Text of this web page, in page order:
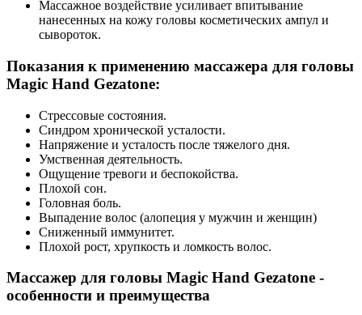
Массажное воздействие усиливает впитывание
нанесенных на кожу головы косметических ампул и
сывороток.
Показания к применению массажера для головы
Magic Hand Gezatone:
Стрессовые состояния.
Синдром хронической усталости.
Напряжение и усталость после тяжелого дня.
Умственная деятельность.
Ощущение тревоги и беспокойства.
Плохой сон.
Головная боль.
Выпадение волос (алопеция у мужчин и женщин)
Сниженный иммунитет.
Плохой рост, хрупкость и ломкость волос.
Массажер для головы Magic Hand Gezatone -
особенности и преимущества